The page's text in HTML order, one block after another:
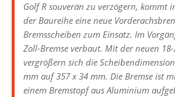
Golf R souverän zu verzögern, kommt
der Baureihe eine neue
Bremsscheiben zum Einsatz. Im
Zoll-Bremse verbaut. Mit der neuen
vergrößern sich die
mm auf 357 x 34 mm. Die Bremse ist
einem Bremstopf aus Aluminium